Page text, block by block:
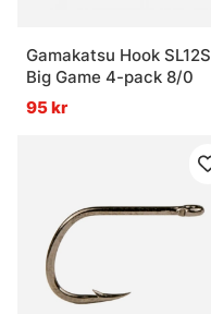
Gamakatsu Hook SL12S
Big Game 4-pack 8/0
95 kr